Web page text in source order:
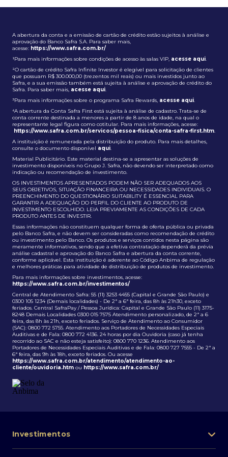
A abertura da conta e a emissão de cartão de crédito estão sujeitos à análise e
aprovação do Banco Safra S.A. Para saber mais,
acesse: https://www.safra.com.br/
¹Para mais informações sobre condições de acesso às salas VIP, acesse aqui.
²O cartão de crédito Safra Infinite Investor é elegível para solicitação de clientes
que possuam R$ 300.000,00 (trezentos mil reais) ou mais investidos junto ao
Safra, e a sua emissão também está sujeita à análise e aprovação de crédito do
Safra. Para saber mais, acesse aqui.
³Para mais informações sobre o programa Safra Rewards, acesse aqui.
⁴A abertura da Conta Safra First está sujeita à análise de cadastro. Trata-se de
conta corrente destinada a menores a partir de 8 anos de idade, na qual o
representante legal figura como cotitular. Para mais informações, acesse:
https://www.safra.com.br/servicos/pessoa-fisica/conta-safra-first.htm.
A instituição é remunerada pela distribuição do produto. Para mais detalhes,
consulte o documento disponível aqui.
Material Publicitário. Este material destina-se a apresentar as soluções de
investimento disponíveis no Grupo J. Safra, não devendo ser interpretado como
indicação ou recomendação de investimento.
OS INVESTIMENTOS APRESENTADOS PODEM NÃO SER ADEQUADOS AOS
SEUS OBJETIVOS, SITUAÇÃO FINANCEIRA OU NECESSIDADES INDIVIDUAIS. O
PREENCHIMENTO DO QUESTIONÁRIO SUITABILITY É ESSENCIAL PARA
GARANTIR A ADEQUAÇÃO DO PERFIL DO CLIENTE AO PRODUTO DE
INVESTIMENTO ESCOLHIDO. LEIA PREVIAMENTE AS CONDIÇÕES DE CADA
PRODUTO ANTES DE INVESTIR.
Essas informações não constituem qualquer forma de oferta pública ou privada
pelo Banco Safra, e não devem ser consideradas como recomendação de crédito
ou investimento pelo Banco. Os produtos e serviços contidos nesta página são
meramente informativos, sendo que a efetiva contratação dependerá da prévia
análise cadastral e aprovação do Banco Safra e abertura da conta corrente,
conforme aplicável. Esta instituição é aderente ao Código Anbima de regulação
e melhores práticas para atividade de distribuição de produtos de investimento.
Para mais informações sobre investimentos, acesse:
https://www.safra.com.br/investimentos/
Central de Atendimento Safra: 55 (11) 3253 4455 (Capital e Grande São Paulo) e
0300 105 1234 (Demais localidades) - De 2ª a 6ª feira, das 8h às 21h30, exceto
feriados. Central SafraPay / Pessoa Jurídica: Capital e Grande São Paulo (11) 3175-
8248 Demais Localidades 0300 015 7575 Atendimento personalizado, de 2ª a 6
feira, das 8h às 21h, exceto feriados. Serviço de Atendimento ao Consumidor
(SAC): 0800 772 5755. Atendimento aos Portadores de Necessidades Especiais
Auditivas e de Fala: 0800 772 4136. 24 horas por dia Ouvidoria (caso já tenha
recorrido ao SAC e não esteja satisfeito): 0800 770 1236. Atendimento aos
Portadores de Necessidades Especiais Auditivas e de Fala: 0800 727 7555 - De 2ª a
6ª feira, das 9h às 18h, exceto feriados. Ou acesse
https://www.safra.com.br/atendimento/atendimento-ao-
cliente/ouvidoria.htm ou https://www.safra.com.br/
Investimentos